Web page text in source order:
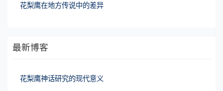
花梨鹰在地方传说中的差异
最新博客
花梨鹰神话研究的现代意义